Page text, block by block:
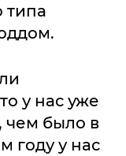
типа
у нас уже
чем было в
году у нас